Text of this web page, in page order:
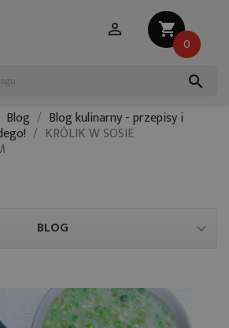
shopping_cart
0

search
Blog Blog kulinarny - przepisy i
KRÓLIK W SOSIE
BLOG